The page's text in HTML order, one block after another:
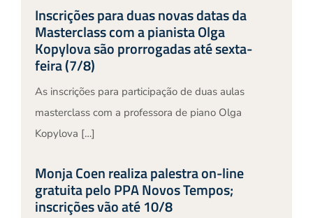
Inscrições para duas novas datas da
Masterclass com a pianista Olga
Kopylova são prorrogadas até sexta-
feira (7/8)
As inscrições para participação de duas aulas
masterclass com a professora de piano Olga
Kopylova […]
Monja Coen realiza palestra on-line
gratuita pelo PPA Novos Tempos;
inscrições vão até 10/8